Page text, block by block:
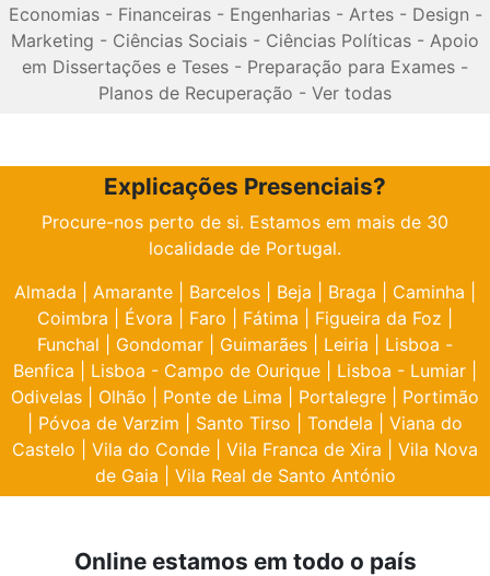
Economias- Financeiras- Engenharias- Artes- Design -
Marketing - Ciências Sociais - Ciências Políticas - Apoio
em Dissertações e Teses - Preparação para Exames -
Planos de Recuperação - Ver todas
Explicações Presenciais?
Procure-nos perto de si. Estamos em mais de 30
localidade de Portugal.
Almada
Amarante Barcelos Beja Braga Caminha
Coimbra
Évora Faro Fátima Figueira da Foz
Funchal
Gondomar Guimarães Leiria
Lisboa -
Benfica
Lisboa - Campo de Ourique Lisboa - Lumiar
Odivelas
Olhão Ponte de Lima Portalegre
Portimão
Póvoa de Varzim Santo Tirso Tondela
Viana do
Castelo
Vila do Conde Vila Franca de Xira
Vila Nova
de Gaia
Vila Real de Santo António
Online estamos em todo o país